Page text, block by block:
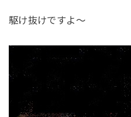
駆け抜けですよ～